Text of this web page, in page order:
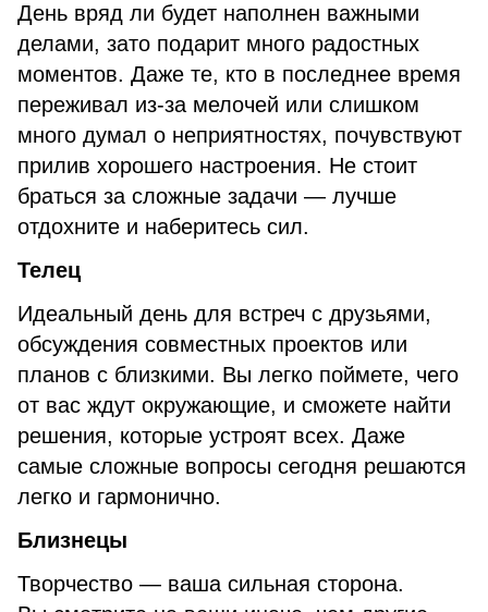
День вряд ли будет наполнен важными
делами, зато подарит много радостных
моментов. Даже те, кто в последнее время
переживал из-за мелочей или слишком
много думал о неприятностях, почувствуют
прилив хорошего настроения. Не стоит
браться за сложные задачи — лучше
отдохните и наберитесь сил.
Телец
Идеальный день для встреч с друзьями,
обсуждения совместных проектов или
планов с близкими. Вы легко поймете, чего
от вас ждут окружающие, и сможете найти
решения, которые устроят всех. Даже
самые сложные вопросы сегодня решаются
легко и гармонично.
Близнецы
Творчество — ваша сильная сторона.